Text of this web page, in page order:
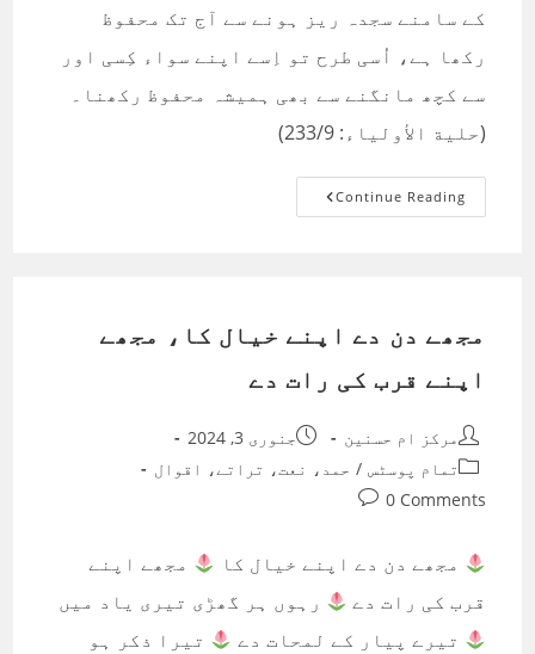
کے سامنے سجدہ ریز ہونے سے آج تک محفوظ
رکھا ہے، اُسی طرح تو اِسے اپنے سواء کِسی اور
سے کچھ مانگنے سے بھی ہمیشہ محفوظ رکھنا۔
(حلية الأولياء: 233/9)
Continue Readingقول
نمبر:
مجھے دن دے اپنے خیال کا، مجھے
اپنے قرب کی رات دے
Post
author:
مرکز ام حسنین
Postجنوری 3, 2024
Post
category:
تمام پوسٹس / حمد، نعت، تراتے، اقوال
Post
0 Comments
مجھے دن دے اپنے خیال کا
مجھے اپنے
قرب کی رات دے
رہوں ہر گھڑی تیری یاد میں
تیرے پیار کے لمحات دے
تیرا ذکر ہو